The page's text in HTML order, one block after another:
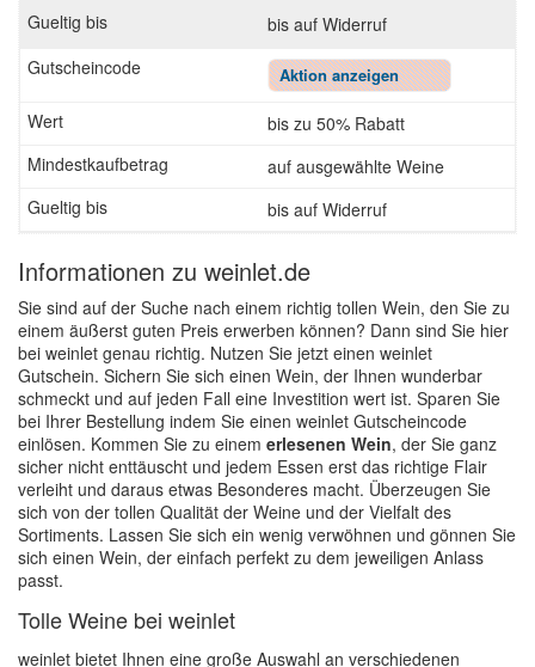
bis auf Widerruf
Aktion anzeigen
bis zu 50% Rabatt
auf ausgewählte Weine
bis auf Widerruf
Informationen zu weinlet.de
Sie sind auf der Suche nach einem richtig tollen Wein, den Sie zu
einem äußerst guten Preis erwerben können? Dann sind Sie hier
bei weinlet genau richtig. Nutzen Sie jetzt einen weinlet
Gutschein. Sichern Sie sich einen Wein, der Ihnen wunderbar
schmeckt und auf jeden Fall eine Investition wert ist. Sparen Sie
bei Ihrer Bestellung indem Sie einen weinlet Gutscheincode
einlösen. Kommen Sie zu einem erlesenen Wein, der Sie ganz
sicher nicht enttäuscht und jedem Essen erst das richtige Flair
verleiht und daraus etwas Besonderes macht. Überzeugen Sie
sich von der tollen Qualität der Weine und der Vielfalt des
Sortiments. Lassen Sie sich ein wenig verwöhnen und gönnen Sie
sich einen Wein, der einfach perfekt zu dem jeweiligen Anlass
passt.
Tolle Weine bei weinlet
weinlet bietet Ihnen eine große Auswahl an verschiedenen